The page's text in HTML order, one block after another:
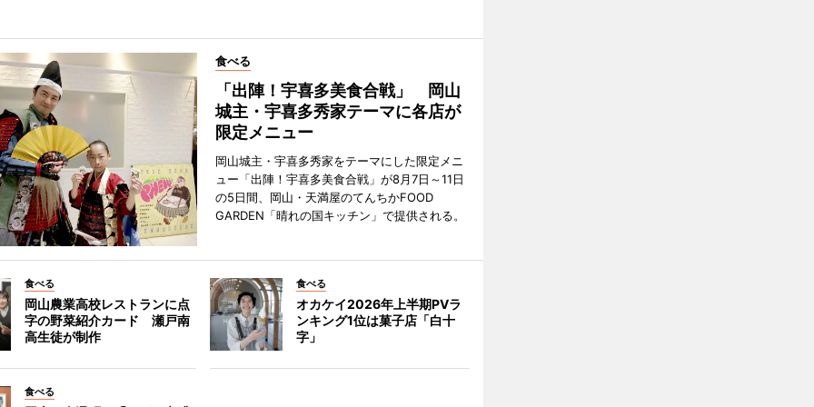
食べる
「出陣！宇喜多美食合戦」 岡山
城主・宇喜多秀家テーマに各店が
限定メニュー
岡山城主・宇喜多秀家をテーマにした限定メニ
ュー「出陣！宇喜多美食合戦」が8月7日～11日
の5日間、岡山・天満屋のてんちかFOOD
GARDEN「晴れの国キッチン」で提供される。
食べる
岡山農業高校レストランに点
字の野菜紹介カード 瀬戸南
高生徒が制作
食べる
オカケイ2026年上半期PVラ
ンキング1位は菓子店「白十
字」
食べる